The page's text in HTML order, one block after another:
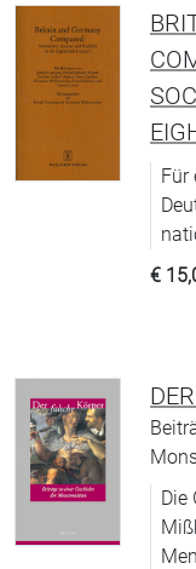
Für
€
Die